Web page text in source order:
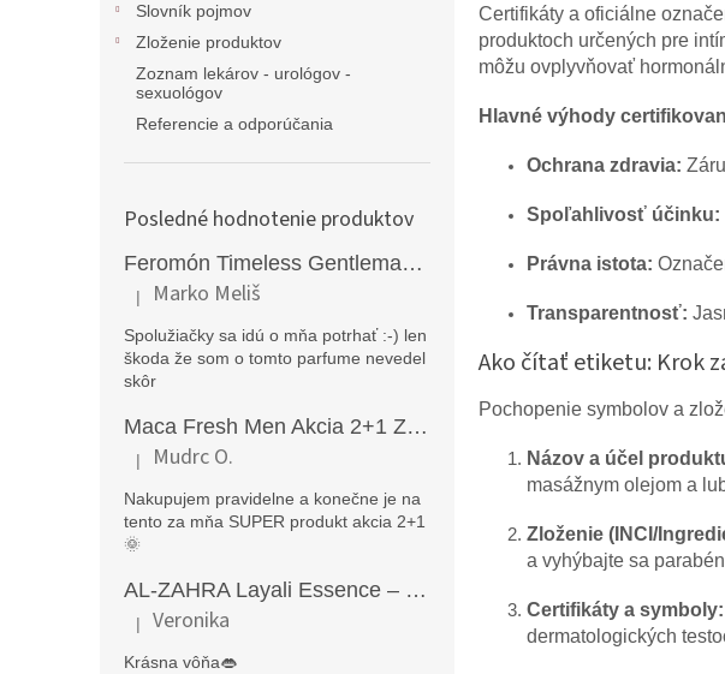
Slovník pojmov
Zloženie produktov
Zoznam lekárov - urológov -
sexuológov
Referencie a odporúčania
Posledné hodnotenie produktov
Feromón Timeless Gentleman silný feromónový parfém pre mužov - 50ml
Hodnotenie produktu je 5 z 5 hviezdičiek.
| Marko Meliš
Spolužiačky sa idú o mňa potrhať :-) len
škoda že som o tomto parfume nevedel
skôr
Maca Fresh Men Akcia 2+1 ZDARMA (270kapsúl )
Hodnotenie produktu je 5 z 5 hviezdičiek.
| Mudrc O.
Nakupujem pravidelne a konečne je na
tento za mňa SUPER produkt akcia 2+1
🌞
AL-ZAHRA Layali Essence – zmyselný arabský parfém pre ženy s originálnymi orientálnymi tónmi v luxusnom dubajskom štýle (50 ml)
Hodnotenie produktu je 5 z 5 hviezdičiek.
| Veronika
Krásna vôňa👄
Certifikáty a oficiálne
produktoch určených pre
môžu ovplyvňovať
Hlavné výhody
Ochrana zdravia:
Spoľahlivosť účinku:
Právna istota:
Transparentnosť:
Ako čítať etiketu: Krok
Pochopenie symbolov a
Názov a účel
masážnym olejom a
Zloženie (INCI/
a vyhýbajte sa
Certifikáty a symboly:
dermatologických